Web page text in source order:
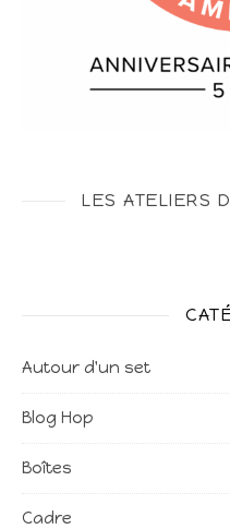
LES ATELIERS
Autour d'un set
Blog Hop
Boîtes
Cadre